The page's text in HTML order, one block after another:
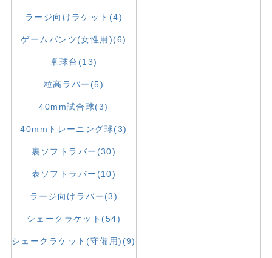
ラージ向けラケット(4)
ゲームパンツ(女性用)(6)
卓球台(13)
粒高ラバー(5)
40mm試合球(3)
40mmトレーニング球(3)
裏ソフトラバー(30)
表ソフトラバー(10)
ラージ向けラバー(3)
シェークラケット(54)
シェークラケット(守備用)(9)